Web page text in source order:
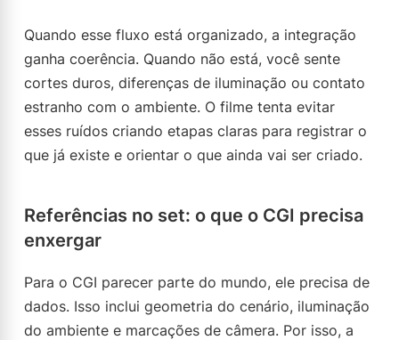
Quando esse fluxo está organizado, a integração
ganha coerência. Quando não está, você sente
cortes duros, diferenças de iluminação ou contato
estranho com o ambiente. O filme tenta evitar
esses ruídos criando etapas claras para registrar o
que já existe e orientar o que ainda vai ser criado.
Referências no set: o que o CGI precisa
enxergar
Para o CGI parecer parte do mundo, ele precisa de
dados. Isso inclui geometria do cenário, iluminação
do ambiente e marcações de câmera. Por isso, a